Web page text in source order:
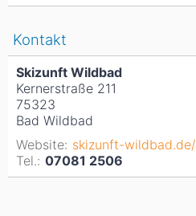
Kontakt
Skizunft Wildbad
Kernerstraße 211
75323
Bad Wildbad
Website: skizunft-wildbad.de/
Tel.: 07081 2506